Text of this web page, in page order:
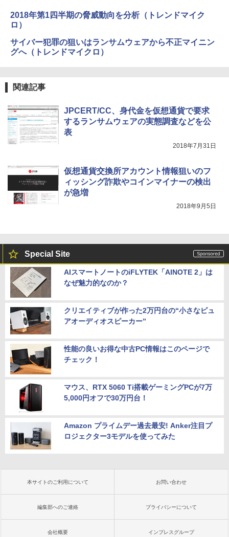
2018年第1四半期の脅威動向を分析（トレンドマイク
ロ）
サイバー犯罪の狙いはランサムウェアから不正マイニン
グへ（トレンドマイクロ）
関連記事
JPCERT/CC、身代金を仮想通貨で要求
するランサムウェアの実態調査などを公
表
2018年7月31日
仮想通貨交換所アカウント情報狙いのフ
ィッシング詐欺やコインマイナーの検出
が急増
2018年9月5日
Special Site
AIスマートノートのiFLYTEK「AINOTE 2」は
なぜ魅力的なのか？
クリエイティブが作った2万円台の“小さなピュ
アオーディオスピーカー”
性能の良いお得な中古PC情報はこのページで
チェック！
マウス、RTX 5060 Ti搭載ゲーミングPCが7万
5,000円オフで30万円台！
Amazon プライムデー過去最安! Anker注目プ
ロジェクター3モデルを使ってみた
本サイトのご利用について お問い合わせ
編集部へのご連絡 プライバシーについて
会社概要 インプレスグループ